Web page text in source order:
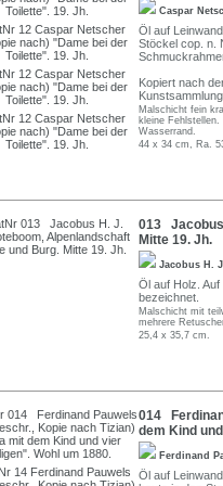
Caspar
Öl auf
Stöckel cop. n.
Kopiert nach
Malschicht fein
kleine
Wasserrand.
44 x 34 cm, Ra.
013 Jacobus
Mitte 19. Jh.
Jacobus H.
Öl auf Holz.
bezeichnet.
Malschicht mit
mehrere
25,4 x 35,7 cm.
014
dem Kind
Ferdinand
Öl auf